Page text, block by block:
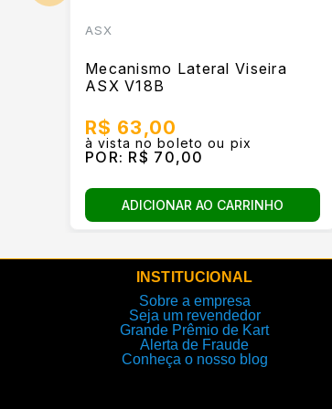
ASX
Mecanismo Lateral Viseira
ASX V18B
R$ 63,00
à vista no boleto ou pix
POR: R$ 70,00
ADICIONAR AO CARRINHO
INSTITUCIONAL
Sobre a empresa
Seja um revendedor
Grande Prêmio de Kart
Alerta de Fraude
Conheça o nosso blog